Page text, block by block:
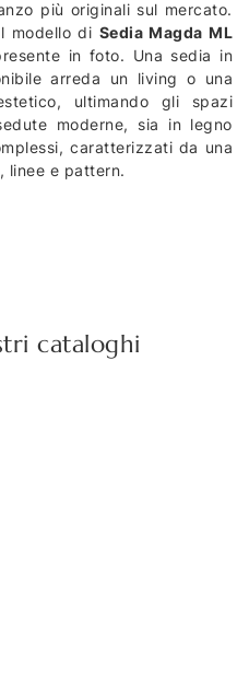
più originali sul mercato.
modello di Sedia Magda ML
in foto. Una sedia in
arreda un living o una
ultimando gli spazi
moderne, sia in legno
caratterizzati da una
linee e pattern.
cataloghi